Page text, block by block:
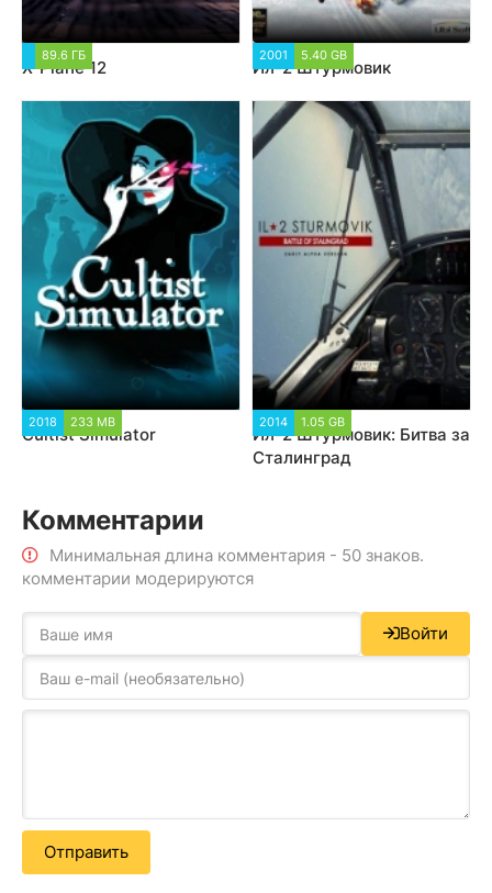
89.6 ГБ
X-Plane 12
2001 5.40 GB
Ил-2 Штурмовик
2018 233 MB
Cultist Simulator
2014 1.05 GB
Ил-2 Штурмовик: Битва за
Сталинград
Комментарии
Минимальная длина комментария - 50 знаков.
комментарии модерируются
Войти
Отправить